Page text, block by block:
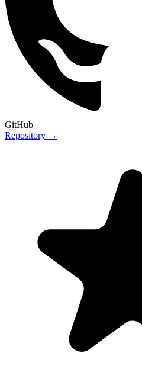
GitHub
Repository →